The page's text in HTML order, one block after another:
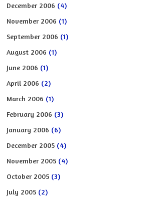
December 2006 (4)
November 2006 (1)
September 2006 (1)
August 2006 (1)
June 2006 (1)
April 2006 (2)
March 2006 (1)
February 2006 (3)
January 2006 (6)
December 2005 (4)
November 2005 (4)
October 2005 (3)
July 2005 (2)